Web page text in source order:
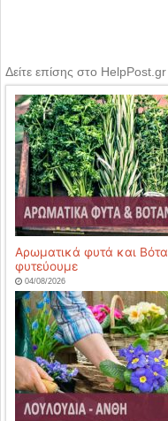
Δείτε επίσης στο HelpPost.gr
Αρωματικά φυτά και
φυτεύουμε
04/08/2026